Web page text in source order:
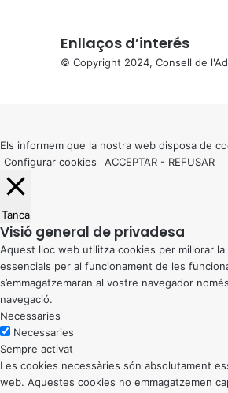
Enllaços d’interés
© Copyright 2024, Consell de
button
Els informem que la nostra web disposa de
Configurar cookies
ACCEPTAR - REFUSAR
Tanca
Visió general de privadesa
Aquest lloc web utilitza cookies per millorar
essencials per al funcionament de les
s’emmagatzemaran al vostre navegador
navegació.
Necessaries
Necessaries
Sempre activat
Les cookies necessàries són absolutament
web. Aquestes cookies no emmagatzemen